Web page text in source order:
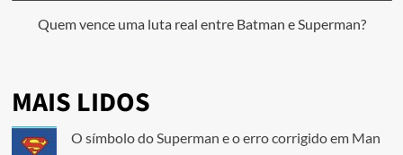
Quem vence uma luta real entre Batman e Superman?
MAIS LIDOS
O símbolo do Superman e o erro corrigido em Man